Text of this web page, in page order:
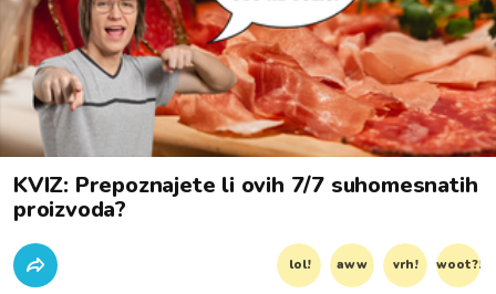
KVIZ: Prepoznajete li ovih 7/7 suhomesnatih
proizvoda?
lol! aww vrh! woot?!